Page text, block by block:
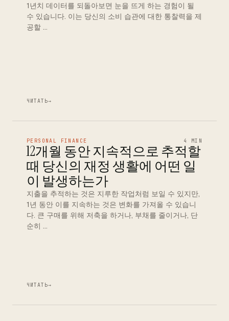
1년치 데이터를 되돌아보면 눈을 뜨게 하는 경험이 될
수 있습니다. 이는 당신의 소비 습관에 대한 통찰력을 제
공할 …
ЧИТАТЬ→
PERSONAL FINANCE 4 MIN
12개월 동안 지속적으로 추적할
때 당신의 재정 생활에 어떤 일
이 발생하는가
지출을 추적하는 것은 지루한 작업처럼 보일 수 있지만,
1년 동안 이를 지속하는 것은 변화를 가져올 수 있습니
다. 큰 구매를 위해 저축을 하거나, 부채를 줄이거나, 단
순히 …
ЧИТАТЬ→